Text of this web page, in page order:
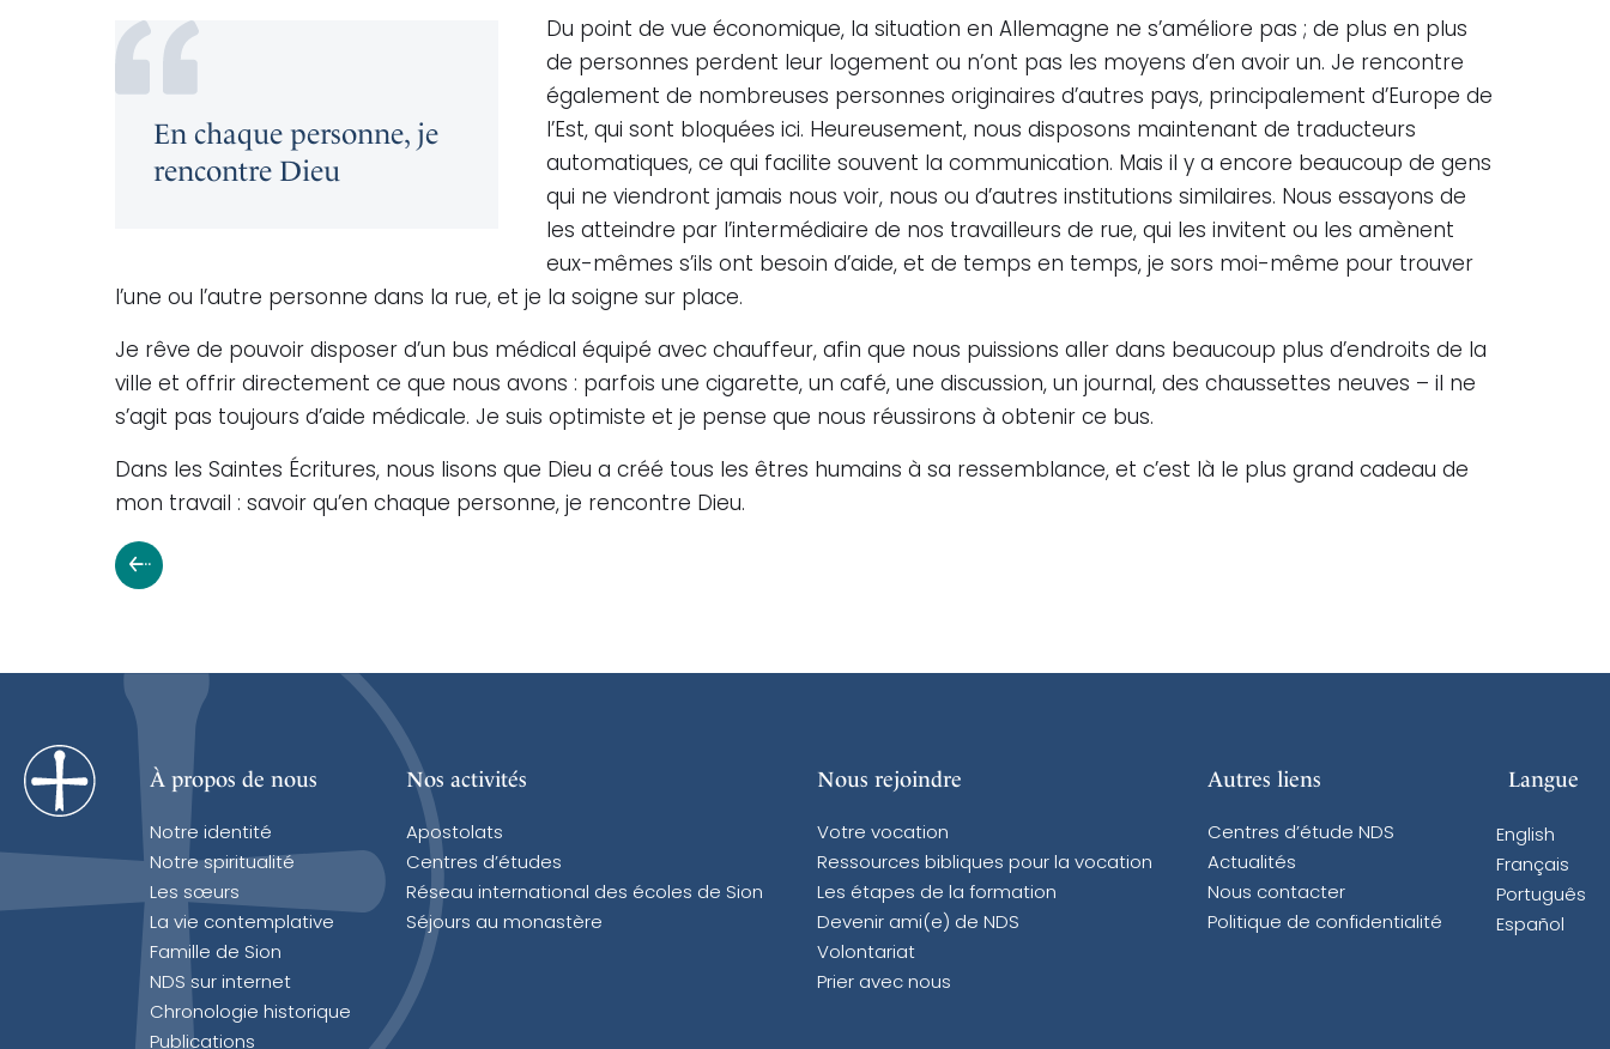
En chaque personne, je
rencontre Dieu
Du point de vue économique, la situation en Allemagne ne s’améliore pas ; de plus en plus
de personnes perdent leur logement ou n’ont pas les moyens d’en avoir un. Je rencontre
également de nombreuses personnes originaires d’autres pays, principalement d’Europe de
l’Est, qui sont bloquées ici. Heureusement, nous disposons maintenant de traducteurs
automatiques, ce qui facilite souvent la communication. Mais il y a encore beaucoup de gens
qui ne viendront jamais nous voir, nous ou d’autres institutions similaires. Nous essayons de
les atteindre par l’intermédiaire de nos travailleurs de rue, qui les invitent ou les amènent
eux-mêmes s’ils ont besoin d’aide, et de temps en temps, je sors moi-même pour trouver
l’une ou l’autre personne dans la rue, et je la soigne sur place.
Je rêve de pouvoir disposer d’un bus médical équipé avec chauffeur, afin que nous puissions aller dans beaucoup plus d’endroits de la
ville et offrir directement ce que nous avons : parfois une cigarette, un café, une discussion, un journal, des chaussettes neuves – il ne
s’agit pas toujours d’aide médicale. Je suis optimiste et je pense que nous réussirons à obtenir ce bus.
Dans les Saintes Écritures, nous lisons que Dieu a créé tous les êtres humains à sa ressemblance, et c’est là le plus grand cadeau de
mon travail : savoir qu’en chaque personne, je rencontre Dieu.
À propos de nous
Notre identité
Notre spiritualité
Les sœurs
La vie contemplative
Famille de Sion
NDS sur internet
Chronologie historique
Publications
Nos activités
Apostolats
Centres d’études
Réseau international des écoles de Sion
Séjours au monastère
Nous rejoindre
Votre vocation
Ressources bibliques pour la vocation
Les étapes de la formation
Devenir ami(e) de NDS
Volontariat
Prier avec nous
Autres liens
Centres d’étude NDS
Actualités
Nous contacter
Politique de confidentialité
Langue
English
Français
Português
Español